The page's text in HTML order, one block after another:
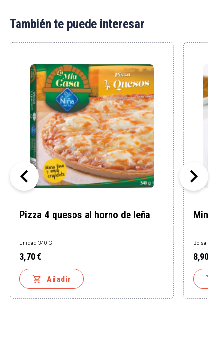
También te puede interesar
Pizza 4 quesos al horno de leña
Unidad 340 G
Precio
3,70 €
 Añadir
Mini-
Bolsa 1
Precio
8,90 €

 